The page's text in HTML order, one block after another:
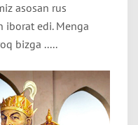
asosan rus
edi. Menga
bizga .....